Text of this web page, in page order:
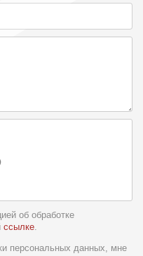
об обработке
ссылке.
*персональных данных, мне